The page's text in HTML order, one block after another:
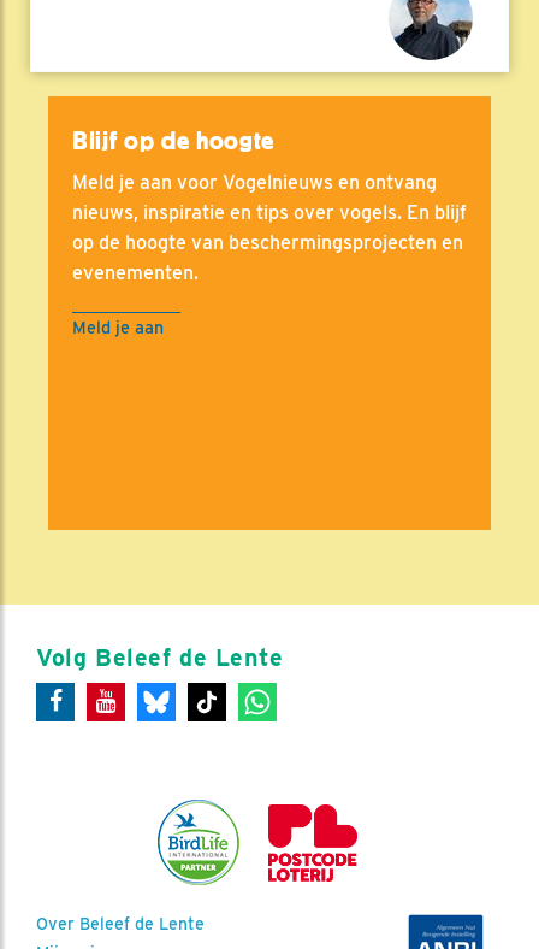
Blijf op de hoogte
Meld je aan voor Vogelnieuws en ontvang
nieuws, inspiratie en tips over vogels. En blijf
op de hoogte van beschermingsprojecten en
evenementen.
Meld je aan
Volg Beleef de Lente
Over Beleef de Lente